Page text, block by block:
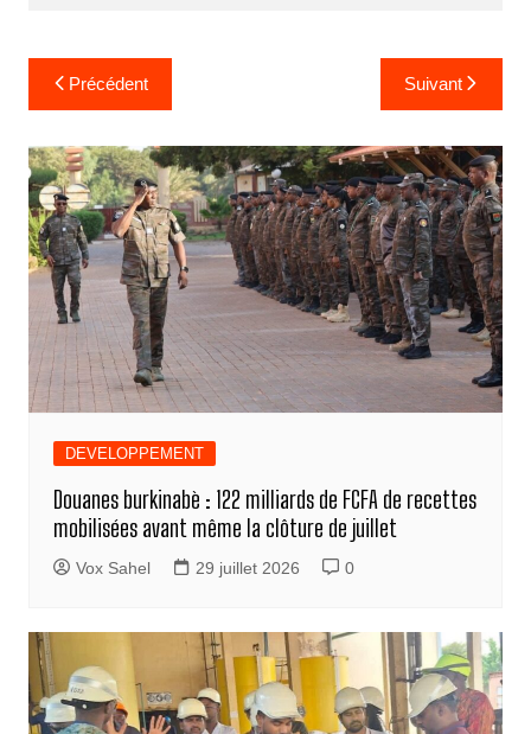
Navigation
de
l’article
Précédent Suivant
DEVELOPPEMENT
Douanes burkinabè : 122 milliards de FCFA de recettes
mobilisées avant même la clôture de juillet
Vox Sahel 29 juillet 2026 0